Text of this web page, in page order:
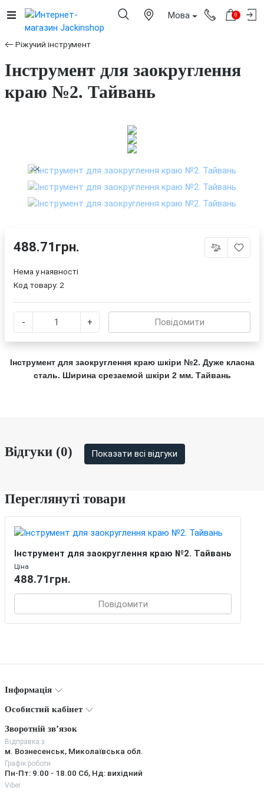
Мова 0
Ріжучий інструмент
Інструмент для заокруглення
краю №2. Тайвань
Інструмент для заокруглення краю шкіри №2. Дуже класна
сталь. Ширина срезаемой шкіри 2 мм. Тайвань
488.71грн.
Нема у наявності
Код товару: 2
- + Повідомити
Відгуки (0) Показати всі відгуки
Переглянуті товари
Інструмент для заокруглення краю №2. Тайвань
Ціна
488.71грн.
Повідомити
Інформація
Особистий кабінет
Зворотній зв’язок
Відправка з
м. Вознесенськ, Миколаївська обл.
Графік роботи
Пн-Пт: 9.00 - 18.00 Сб, Нд: вихідний
Viber